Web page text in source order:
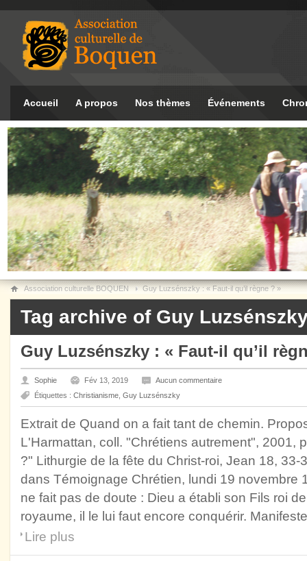
Accueil A propos Nos thèmes Événements
Association culturelle BOQUEN Guy Luzsénszky : « Faut-il qu’il règne ? »
Tag archive of Guy
Guy Luzsénszky : « Faut-il qu’il
Sophie Fév 13, 2019
Aucun commentaire
Étiquettes : Christianisme Guy Luzsénszky
Extrait de Quand on a fait tant de chemin.
L'Harmattan, coll. "Chrétiens autrement", 2001,
?" Lithurgie de la fête du Christ-roi, Jean 18,
dans Témoignage Chrétien, lundi 19 novembre
ne fait pas de doute : Dieu a établi son Fils roi
royaume, il le lui faut encore conquérir.
Lire plus